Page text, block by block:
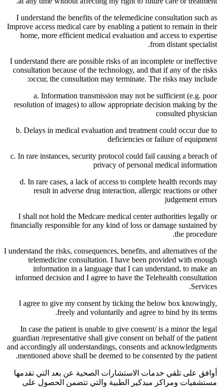
I understand the benefits of the telemedicine consultation such as
Improve access medical care by enabling a patient to remain in their
home, more efficient medical evaluation and access to expertise
from distant specialist.
I understand there are possible risks of an incomplete or ineffective
consultation because of the technology, and that if any of the risks
occur, the consultation may terminate. The risks may include:
a. Information transmission may not be sufficient (e.g. poor
resolution of images) to allow appropriate decision making by the
consulted physician
b. Delays in medical evaluation and treatment could occur due to
deficiencies or failure of equipment
c. In rare instances, security protocol could fail causing a breach of
privacy of personal medical information
d. In rare cases, a lack of access to complete health records may
result in adverse drug interaction, allergic reactions or other
judgement errors
I shall not hold the Medcare medical center authorities legally or
financially responsible for any kind of loss or damage sustained by
the procedure.
I understand the risks, consequences, benefits, and alternatives of the
telemedicine consultation. I have been provided with enough
information in a language that I can understand, to make an
informed decision and I agree to have the Telehealth consultation
Services.
I agree to give my consent by ticking the below box knowingly,
freely and voluntarily and agree to bind by its terms.
In case the patient is unable to give consent/ is a minor the legal
guardian /representative shall give consent on behalf of the patient
and accordingly all understandings, consents and acknowledgments
mentioned above shall be deemed to be consented by the patient.
أوافق على تلقي خدمات الاستشارات الصحية عن بعد التي تقدمها
مستشفيات ومراكز ميدكير الطبية والتي تتضمن الحصول على